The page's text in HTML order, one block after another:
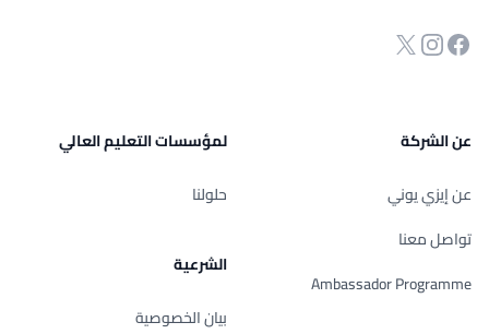
صفحة الفيسبوك
انستجرام
Twitter
عن الشركة
عن إيزي يوني
تواصل معنا
Ambassador Programme
لمؤسسات التعليم العالي
حلولنا
الشرعية
بيان الخصوصية